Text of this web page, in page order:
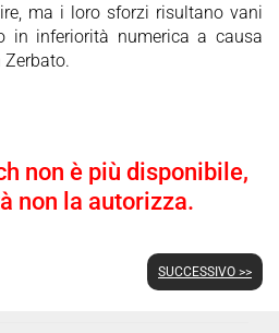
ma i loro sforzi risultano vani
in inferiorità numerica a causa
non è più disponibile,
non la autorizza.
SUCCESSIVO >>